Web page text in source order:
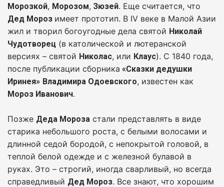
Морозкой, Морозом, Зюзей. Еще считается, что
Дед Мороз имеет прототип. В IV веке в Малой Азии
жил и творил богоугодные дела святой Николай
Чудотворец (в католической и лютеранской
версиях – святой Николас, или Клаус). С 1840 года,
после публикации сборника «Сказки дедушки
Иринея» Владимира Одоевского, известен как
Мороз Иванович.
Позже Деда Мороза стали представлять в виде
старика небольшого роста, с белыми волосами и
длинной седой бородой, с непокрытой головой, в
теплой белой одежде и с железной булавой в
руках. Это – строгий, иногда сварливый, но всегда
справедливый Дед Мороз. Все знают, что хорошим